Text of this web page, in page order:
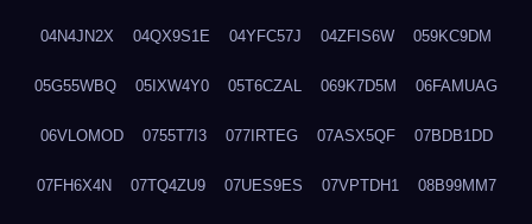
04N4JN2X 04QX9S1E 04YFC57J 04ZFIS6W 059KC9DM
05G55WBQ 05IXW4Y0 05T6CZAL 069K7D5M 06FAMUAG
06VLOMOD 0755T7I3 077IRTEG 07ASX5QF 07BDB1DD
07FH6X4N 07TQ4ZU9 07UES9ES 07VPTDH1 08B99MM7